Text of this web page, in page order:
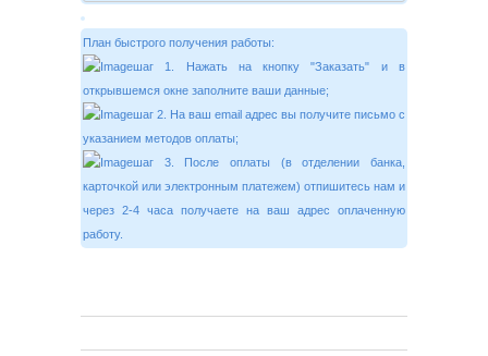
План быстрого получения работы:
шаг 1. Нажать на кнопку "Заказать" и в
открывшемся окне заполните ваши данные;
шаг 2. На ваш email адрес вы получите письмо с
указанием методов оплаты;
шаг 3. После оплаты (в отделении банка,
карточкой или электронным платежем) отпишитесь нам и
через 2-4 часа получаете на ваш адрес оплаченную
работу.